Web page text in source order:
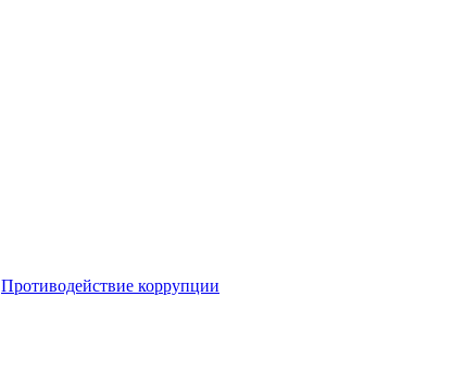
Противодействие коррупции